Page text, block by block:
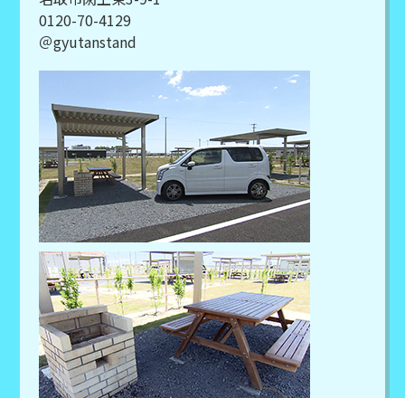
0120-70-4129
＠gyutanstand